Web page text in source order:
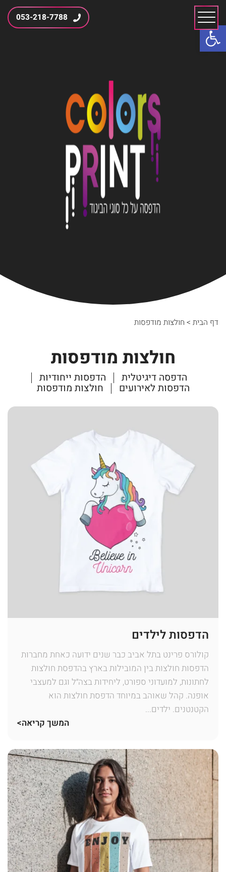
פתח סרגל נגישות
053-218-7788
דף הבית > חולצות מודפסות
חולצות מודפסות
הדפסה דיגיטלית הדפסות ייחודיות
הדפסות לאירועים חולצות מודפסות
הדפסות לילדים
קולורס פרינט בתל אביב כבר שנים ידועה כאחת מחברות
הדפסות חולצות בין המובילות בארץ בהדפסת חולצות
לחתונות, למועדוני ספורט, ליחידות בצה״ל וגם למעצבי
אופנה. קהל שאוהב במיוחד הדפסת חולצות הוא
הקטנטנים. ילדים...
המשך קריאה>